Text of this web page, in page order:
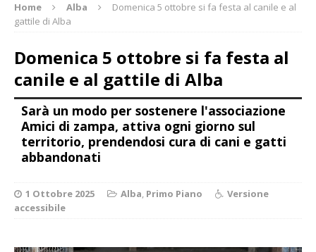
Home Alba
Domenica 5 ottobre si fa festa al canile e al
gattile di Alba
Domenica 5 ottobre si fa festa al
canile e al gattile di Alba
Sarà un modo per sostenere l'associazione
Amici di zampa, attiva ogni giorno sul
territorio, prendendosi cura di cani e gatti
abbandonati
1 Ottobre 2025 Alba, Primo Piano
Versione
accessibile